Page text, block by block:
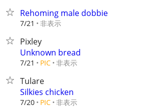
Rehoming male dobbie
7/21 非表示
Pixley
Unknown bread
7/21 PIC 非表示
Tulare
Silkies chicken
7/20 PIC 非表示